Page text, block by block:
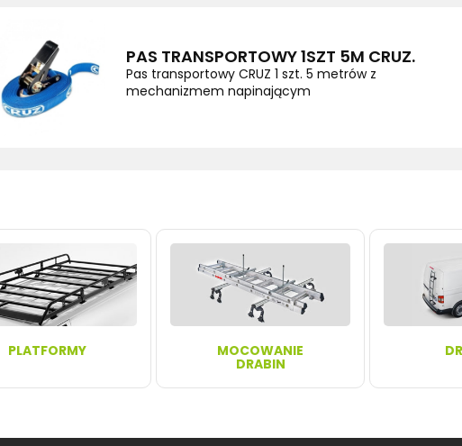
PAS TRANSPORTOWY 1SZT 5M CRUZ.
Pas transportowy CRUZ 1 szt. 5 metrów z
mechanizmem napinającym
PLATFORMY MOCOWANIE
DRABIN